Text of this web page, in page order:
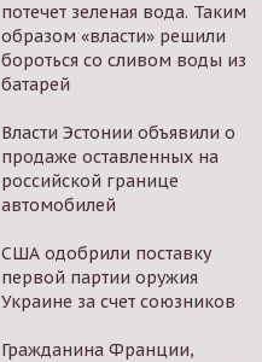
потечет зеленая вода. Таким
образом «власти» решили
бороться со сливом воды из
батарей
Власти Эстонии объявили о
продаже оставленных на
российской границе
автомобилей
США одобрили поставку
первой партии оружия
Украине за счет союзников
Гражданина Франции,